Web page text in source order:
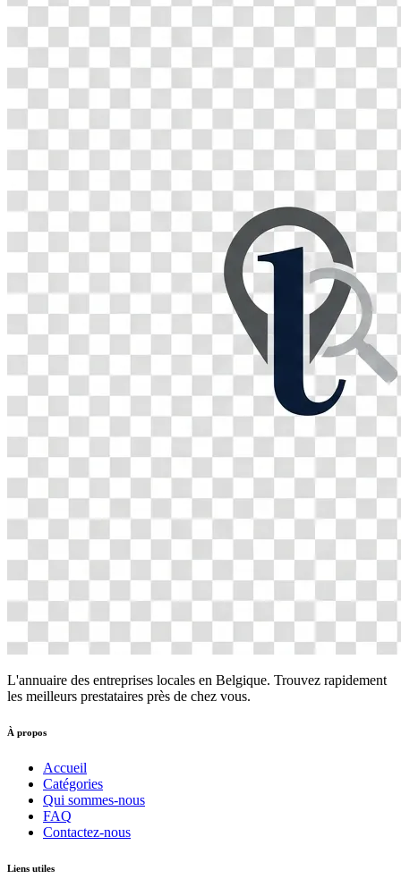
L'annuaire des entreprises locales en Belgique. Trouvez rapidement
les meilleurs prestataires près de chez vous.
À propos
Accueil
Catégories
Qui sommes-nous
FAQ
Contactez-nous
Liens utiles